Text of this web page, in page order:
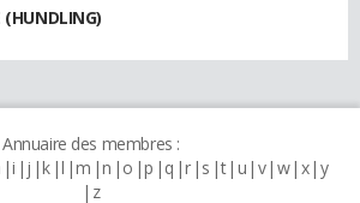
(HUNDLING)
Annuaire des membres :
i j k l m n o p q r s t u v w x y
z